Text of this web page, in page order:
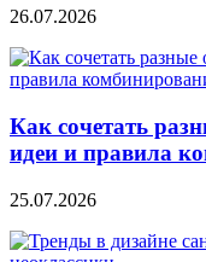
26.07.2026
Как сочетать
идеи и правила
25.07.2026